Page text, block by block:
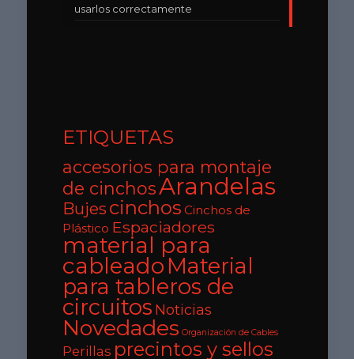
usarlos correctamente
ETIQUETAS
accesorios para montaje
de cinchosArandelas
Bujes cinchos Cinchos de
Plástico Espaciadores
material para
cableadoMaterial
para tableros de
circuitos Noticias
Novedades Organización de Cables
Perillas precintos y sellos